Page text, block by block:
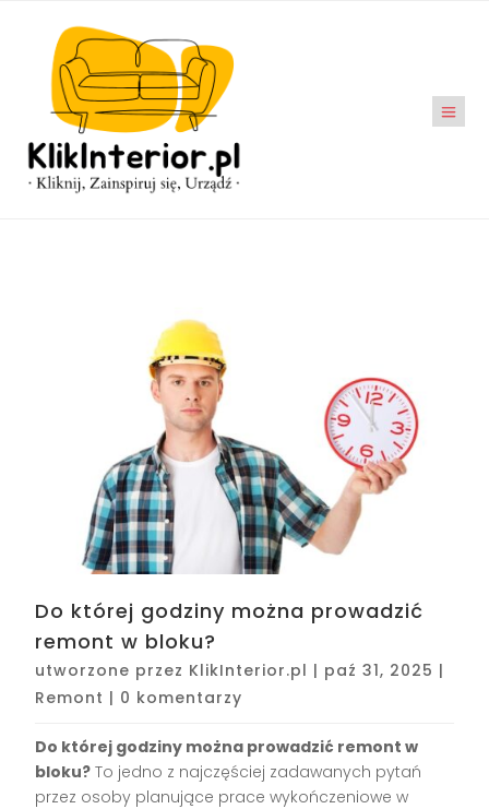
Do której godziny można prowadzić
remont w bloku?
utworzone przez KlikInterior.pl | paź 31, 2025 |
Remont | 0 komentarzy
Do której godziny można prowadzić remont w
bloku? To jedno z najczęściej zadawanych pytań
przez osoby planujące prace wykończeniowe w